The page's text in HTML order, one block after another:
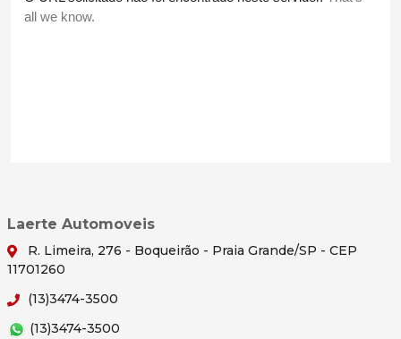
Laerte Automoveis
R. Limeira, 276 - Boqueirão - Praia Grande/SP - CEP
11701260
(13)3474-3500
(13)3474-3500